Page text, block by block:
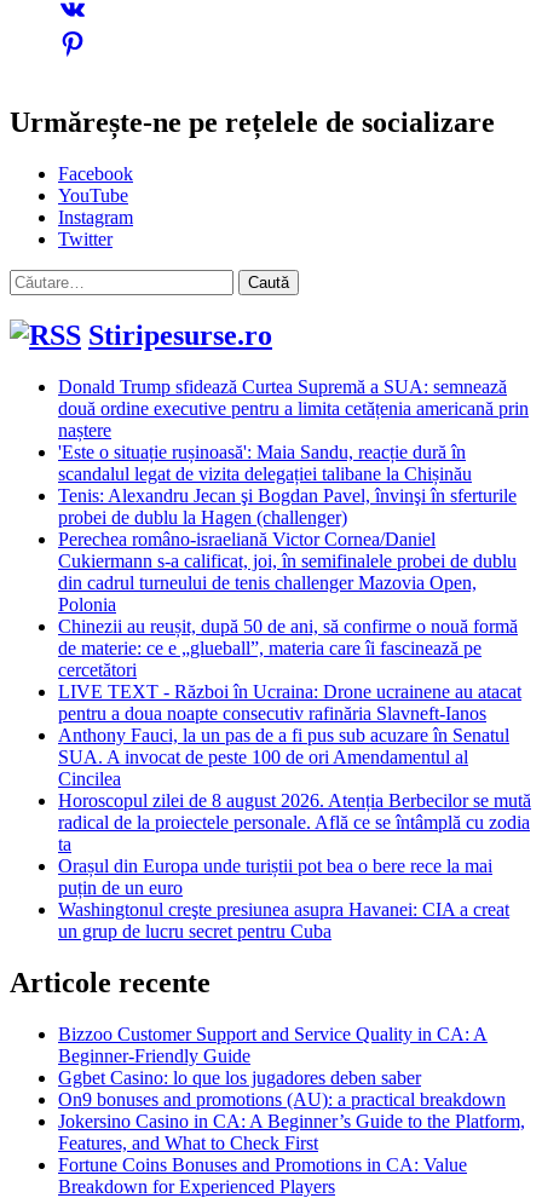
Urmărește-ne pe rețelele de socializare
Facebook
YouTube
Instagram
Twitter
Caută
după:
Stiripesurse.ro
Donald Trump sfidează Curtea Supremă a SUA: semnează
două ordine executive pentru a limita cetățenia americană prin
naștere
'Este o situație rușinoasă': Maia Sandu, reacție dură în
scandalul legat de vizita delegației talibane la Chișinău
Tenis: Alexandru Jecan şi Bogdan Pavel, învinşi în sferturile
probei de dublu la Hagen (challenger)
Perechea româno-israeliană Victor Cornea/Daniel
Cukiermann s-a calificat, joi, în semifinalele probei de dublu
din cadrul turneului de tenis challenger Mazovia Open,
Polonia
Chinezii au reușit, după 50 de ani, să confirme o nouă formă
de materie: ce e „glueball”, materia care îi fascinează pe
cercetători
LIVE TEXT - Război în Ucraina: Drone ucrainene au atacat
pentru a doua noapte consecutiv rafinăria Slavneft-Ianos
Anthony Fauci, la un pas de a fi pus sub acuzare în Senatul
SUA. A invocat de peste 100 de ori Amendamentul al
Cincilea
Horoscopul zilei de 8 august 2026. Atenția Berbecilor se mută
radical de la proiectele personale. Află ce se întâmplă cu zodia
ta
Orașul din Europa unde turiștii pot bea o bere rece la mai
puțin de un euro
Washingtonul creşte presiunea asupra Havanei: CIA a creat
un grup de lucru secret pentru Cuba
Articole recente
Bizzoo Customer Support and Service Quality in CA: A
Beginner-Friendly Guide
Ggbet Casino: lo que los jugadores deben saber
On9 bonuses and promotions (AU): a practical breakdown
Jokersino Casino in CA: A Beginner’s Guide to the Platform,
Features, and What to Check First
Fortune Coins Bonuses and Promotions in CA: Value
Breakdown for Experienced Players